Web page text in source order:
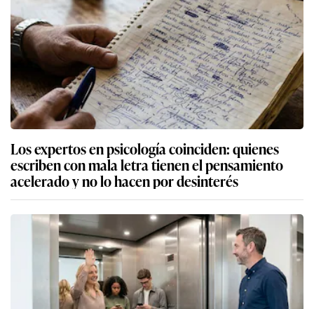
Los expertos en psicología coinciden: quienes
escriben con mala letra tienen el pensamiento
acelerado y no lo hacen por desinterés